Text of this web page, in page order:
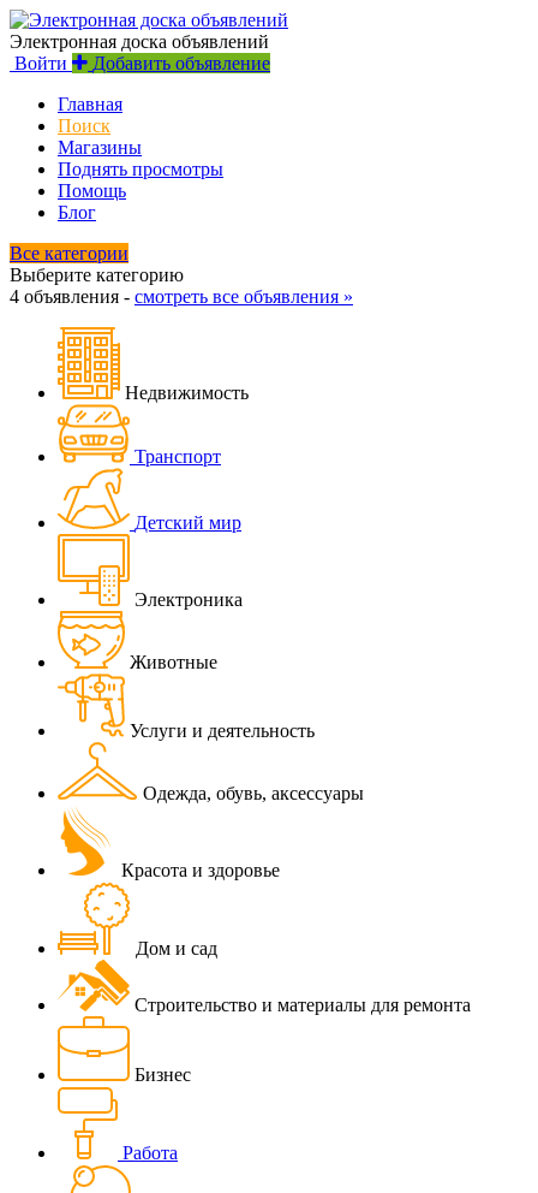
Электронная доска объявлений
Войти
Добавить объявление
Главная
Поиск
Магазины
Поднять просмотры
Помощь
Блог
Все категории
Выберите категорию
4 объявления - смотреть все объявления »
Недвижимость
Транспорт
Детский мир
Электроника
Животные
Услуги и деятельность
Одежда, обувь, аксессуары
Красота и здоровье
Дом и сад
Строительство и материалы для ремонта
Бизнес
Работа